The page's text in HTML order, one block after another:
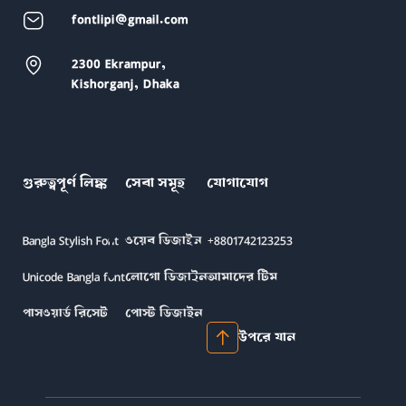
fontlipi@gmail.com
2300 Ekrampur,
Kishorganj, Dhaka
গুরুত্বপূর্ণ লিঙ্ক
Bangla Stylish Font
Unicode Bangla font
পাসওয়ার্ড রিসেট
সেবা সমূহ
ওয়েব ডিজাইন
লোগো ডিজাইন
পোস্ট ডিজাইন
যোগাযোগ
+8801742123253
আমাদের টিম
উপরে যান